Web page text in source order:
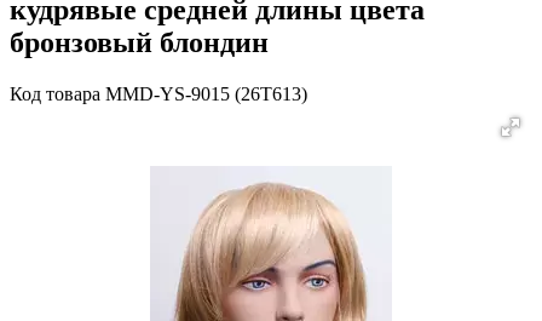
кудрявые средней длины цвета
бронзовый блондин
Код товара MMD-YS-9015 (26T613)